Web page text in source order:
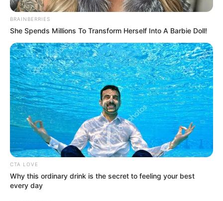
Περισσότερα νέα από την Εύβοια
Βαρύ πένθος στην Εύβοια για αγαπημένο
καθηγητή
Την λένε «Κυκλάδες χωρίς πλοίο» και είναι 1
ώρα από Χαλκίδα – Υπερβολή ή όχι;
Θλίψη στην Εύβοια για γυναίκα
Ακολουθήστε το evianews.com στο
News
BRAINBERRIES
She Spends Millions To Transform Herself Into A Barbie Doll!
CTA LOVE
Why this ordinary drink is the secret to feeling your best
every day